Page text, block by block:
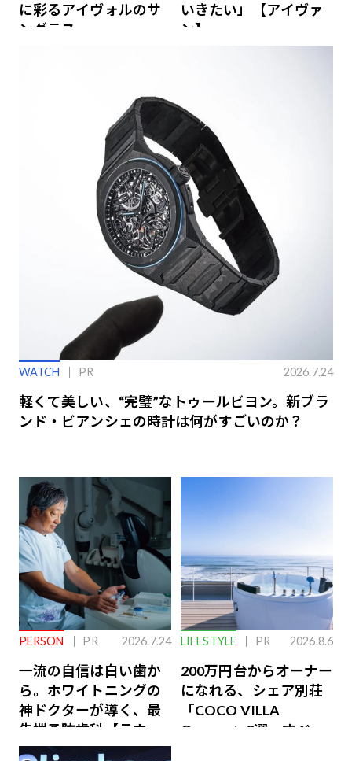
に彩るアイヴォルのサ
ングラス
いきたい」【アイヴァ
ン】
WATCH PR 2026.7.24
軽くて美しい、“完璧”なトゥールビヨン。新ブラ
ンド・ビアンシェの時計は何がすごいのか？
PERSON PR 2026.7.24
一流の自信は白い歯か
ら。ホワイトニングの
神ドクターが導く、最
先端予防歯科【ラウン
ジ会員特典あり】
LIFESTYLE PR 2026.8.6
200万円台からオーナー
になれる、シェア別荘
「COCO VILLA
Owners」3選。すべて